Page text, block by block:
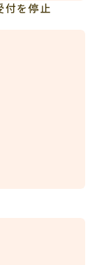
付を停止